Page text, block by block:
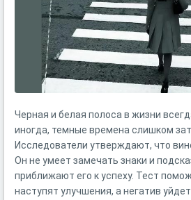
Черная и белая полоса в жизни
иногда, темные времена слишком
Исследователи утверждают, что
Он не умеет замечать знаки и
приближают его к успеху. Тест
наступят улучшения, а негатив